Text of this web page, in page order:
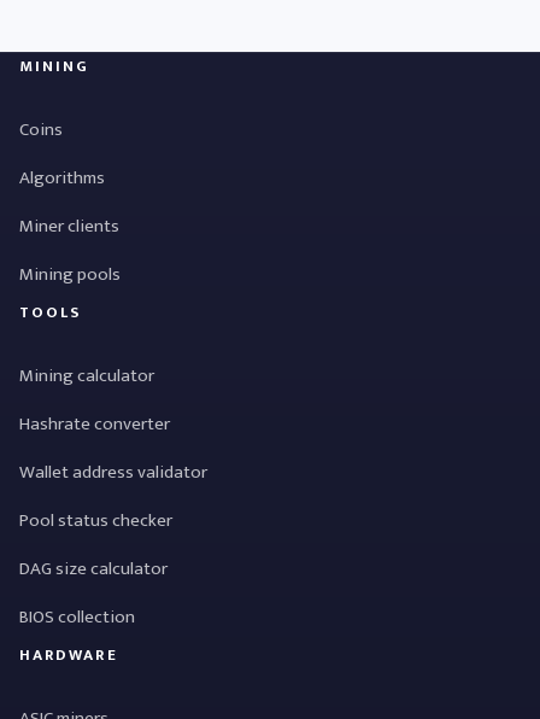
MINING
Coins
Algorithms
Miner clients
Mining pools
TOOLS
Mining calculator
Hashrate converter
Wallet address validator
Pool status checker
DAG size calculator
BIOS collection
HARDWARE